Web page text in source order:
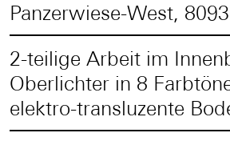
Panzerwiese-West,
2-teilige Arbeit im
Oberlichter in 8
elektro-transluzente